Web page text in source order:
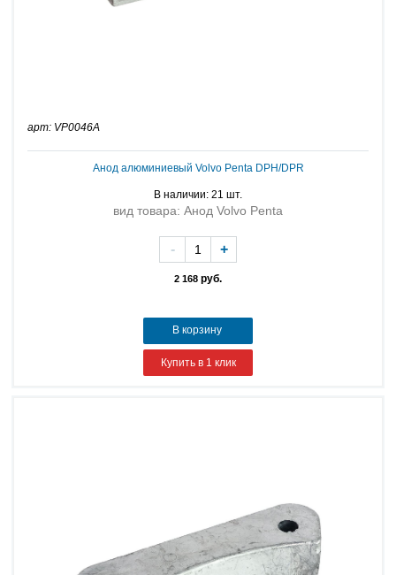
арт: VP0046A
Анод алюминиевый Volvo Penta DPH/DPR
В наличии: 21 шт.
вид товара: Анод Volvo Penta
2 168 руб.
- +
В корзину
Купить в 1 клик